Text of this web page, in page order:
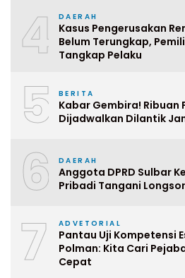
4 DAERAH
Kasus Pengerusakan
Belum Terungkap,
Tangkap Pelaku
5 BERITA
Kabar Gembira! Ribuan
Dijadwalkan Dilantik
6 DAERAH
Anggota DPRD Sulbar
Pribadi Tangani
7 ADVETORIAL
Pantau Uji Kompetensi
Polman: Kita Cari
Cepat